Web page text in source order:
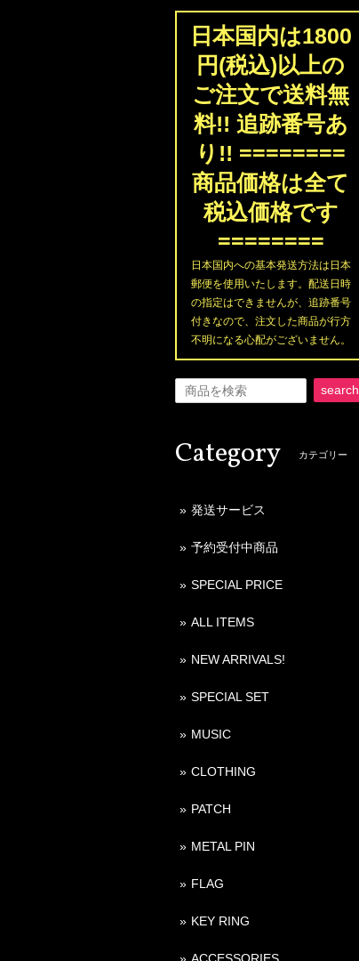
日本国内は1800
円(税込)以上の
ご注文で送料無
料!! 追跡番号あ
り!! ========
商品価格は全て
税込価格です
========
日本国内への基本発送方法は日本
郵便を使用いたします。配送日時
の指定はできませんが、追跡番号
付きなので、注文した商品が行方
不明になる心配がございません。
search
Category カテゴリー
発送サービス
予約受付中商品
SPECIAL PRICE
ALL ITEMS
NEW ARRIVALS!
SPECIAL SET
MUSIC
CLOTHING
PATCH
METAL PIN
FLAG
KEY RING